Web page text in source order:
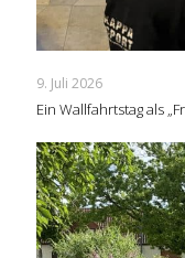
9. Juli 2026
Ein Wallfahrtstag als